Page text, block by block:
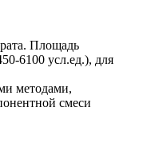
Площадь
6100 усл.ед.), для
методами,
смеси